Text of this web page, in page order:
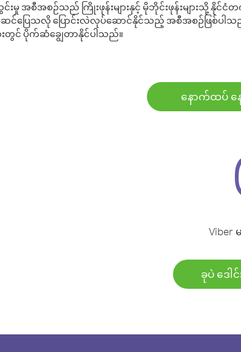
းမှု အစီအစဉ်သည် ကြိုးဖုန်းများနှင့် မိုဘိုင်းဖုန်းများသို့ နို
ပြေသလို ပြောင်းလဲလုပ်ဆောင်နိုင်သည့် အစီအစဉ်ဖြစ်ပါသ
ားတွင် ပိုက်ဆံချွေတာနိုင်ပါသည်။
နောက်ထပ် န
Viber
ခုပဲ ဒေ